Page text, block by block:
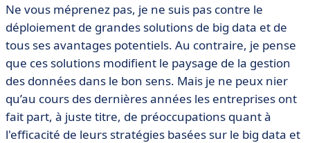
Ne vous méprenez pas, je ne suis pas contre le
déploiement de grandes solutions de big data et de
tous ses avantages potentiels. Au contraire, je pense
que ces solutions modifient le paysage de la gestion
des données dans le bon sens. Mais je ne peux nier
qu’au cours des dernières années les entreprises ont
fait part, à juste titre, de préoccupations quant à
l'efficacité de leurs stratégies basées sur le big data et